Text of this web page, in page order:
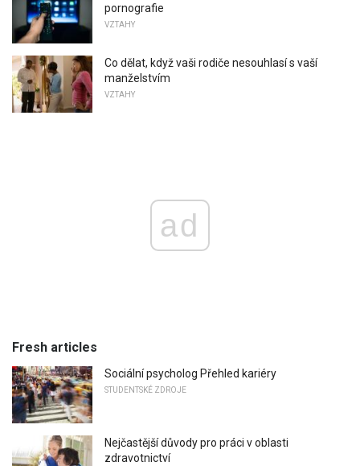
pornografie
VZTAHY
Co dělat, když vaši rodiče nesouhlasí s vaší
manželstvím
VZTAHY
ad
Fresh articles
Sociální psycholog Přehled kariéry
STUDENTSKÉ ZDROJE
Nejčastější důvody pro práci v oblasti
zdravotnictví